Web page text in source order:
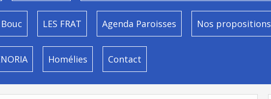
LES FRAT Agenda Paroisses Nos propositions
Homélies Contact